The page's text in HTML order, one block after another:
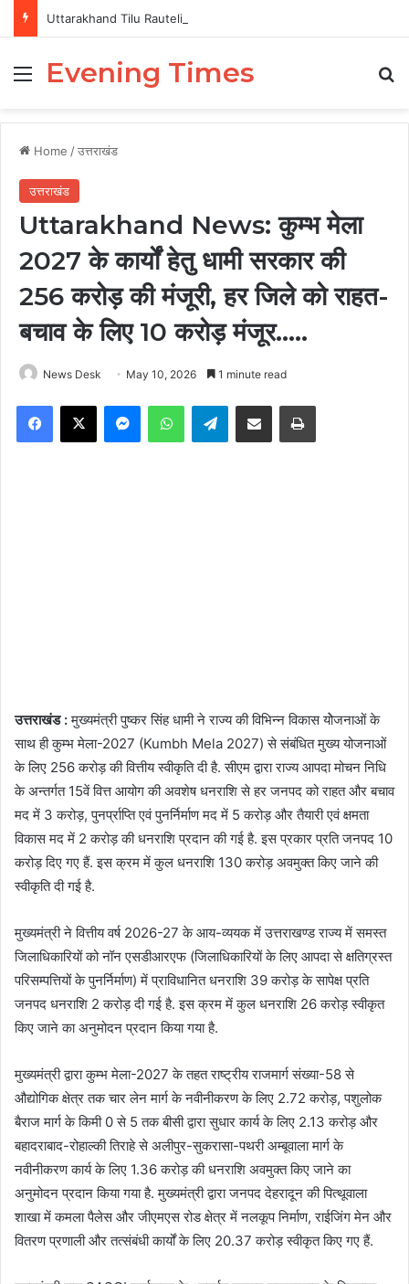
MenuEvening Times
Home /उत्तराखंड
उत्तराखंड
Uttarakhand News: कुम्भ मेला
2027 के कार्यों हेतु धामी सरकार की
256 करोड़ की मंजूरी, हर जिले को राहत-
बचाव के लिए 10 करोड़ मंजूर…..
News Desk May 10, 2026 1 minute read
Facebook
X MessengerWhatsAppTelegramShare via Email Print
उत्तराखंड :मुख्यमंत्री पुष्कर सिंह धामी ने राज्य की विभिन्न विकास योेजनाओं के
साथ ही कुम्भ मेला-2027 (Kumbh Mela 2027) से संबंधित मुख्य योजनाओं
के लिए 256 करोड़ की वित्तीय स्वीकृति दी है. सीएम द्वारा राज्य आपदा मोचन निधि
के अन्तर्गत 15वें वित्त आयोग की अवशेष धनराशि से हर जनपद को राहत और बचाव
मद में 3 करोड़, पुनर्प्राप्ति एवं पुनर्निर्माण मद में 5 करोड़ और तैयारी एवं क्षमता
विकास मद में 2 करोड़ की धनराशि प्रदान की गई है. इस प्रकार प्रति जनपद 10
करोड़ दिए गए हैं. इस क्रम में कुल धनराशि 130 करोड़ अवमुक्त किए जाने की
स्वीकृति दी गई है.
मुख्यमंत्री ने वित्तीय वर्ष 2026-27 के आय-व्ययक में उत्तराखण्ड राज्य में समस्त
जिलाधिकारियों को नॉन एसडीआरएफ (जिलाधिकारियों के लिए आपदा से क्षतिग्रस्त
परिसम्पत्तियों के पुनर्निर्माण) में प्राविधानित धनराशि 39 करोड़ के सापेक्ष प्रति
जनपद धनराशि 2 करोड़ दी गई है. इस क्रम में कुल धनराशि 26 करोड़ स्वीकृत
किए जाने का अनुमोदन प्रदान किया गया है.
मुख्यमंत्री द्वारा कुम्भ मेला-2027 के तहत राष्ट्रीय राजमार्ग संख्या-58 से
औद्योगिक क्षेत्र तक चार लेन मार्ग के नवीनीकरण के लिए 2.72 करोड़, पशुलोक
बैराज मार्ग के किमी 0 से 5 तक बीसी द्वारा सुधार कार्य के लिए 2.13 करोड़ और
बहादराबाद-रोहाल्की तिराहे से अलीपुर-सुकरासा-पथरी अम्बूवाला मार्ग के
नवीनीकरण कार्य के लिए 1.36 करोड़ की धनराशि अवमुक्त किए जाने का
अनुमोदन प्रदान किया गया है. मुख्यमंत्री द्वारा जनपद देहरादून की पित्थूवाला
शाखा में कमला पैलेस और जीएमएस रोड क्षेत्र में नलकूप निर्माण, राईजिंग मेन और
वितरण प्रणाली और तत्संबंधी कार्यों के लिए 20.37 करोड़ स्वीकृत किए गए हैं.